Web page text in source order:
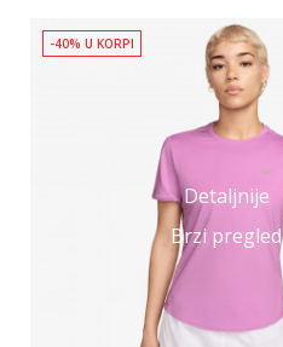
Detaljnije
Brzi pregled
-40% U KORPI